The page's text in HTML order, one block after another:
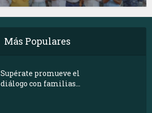
Más Populares
Supérate promueve el
diálogo con familias...